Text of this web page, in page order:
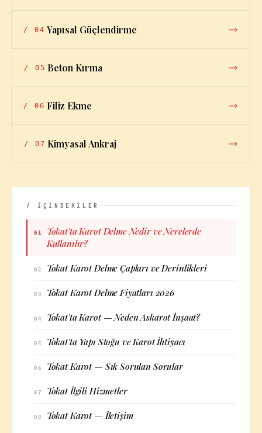
/ 04 Yapısal Güçlendirme
/ 05 Beton Kırma
/ 06 Filiz Ekme
/ 07 Kimyasal Ankraj
/ İÇİNDEKİLER
01
Tokat'ta Karot Delme Nedir ve Nerelerde
Kullanılır?
02 Tokat Karot Delme Çapları ve Derinlikleri
03 Tokat Karot Delme Fiyatları 2026
04 Tokat'ta Karot — Neden Askarot İnşaat?
05 Tokat'ta Yapı Stoğu ve Karot İhtiyacı
06 Tokat Karot — Sık Sorulan Sorular
07 Tokat İlgili Hizmetler
08 Tokat Karot — İletişim